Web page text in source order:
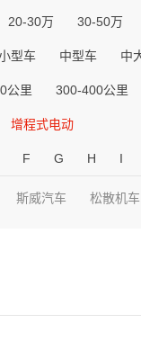
20-30万 30-50万
型车 中型车 中
公里 300-400公里
增程式电动
F G H I
斯威汽车 松散机车